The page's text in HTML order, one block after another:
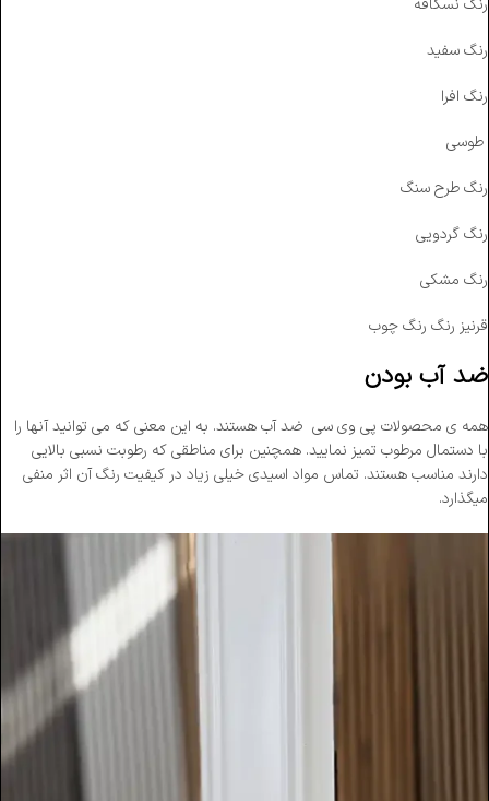
رنگ نسکافه
رنگ سفید
رنگ افرا
طوسی
رنگ طرح سنگ
رنگ گردویی
رنگ مشکی
قرنیز رنگ رنگ چوب
ضد آب بودن
همه ی محصولات پی وی سی ضد آب هستند‌. به این معنی که می توانید آنها را
با دستمال مرطوب تمیز نمایید. همچنین برای مناطقی که رطوبت نسبی بالایی
دارند مناسب هستند. تماس مواد اسیدی خیلی زیاد در کیفیت رنگ آن اثر منفی
میگذارد.